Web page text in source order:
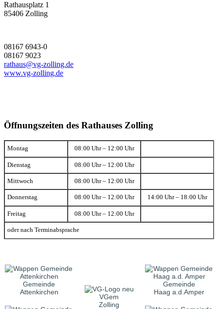
Rathausplatz 1
85406 Zolling
08167 6943-0
08167 9023
rathaus@vg-zolling.de
www.vg-zolling.de
Öffnungszeiten des Rathauses Zolling
Montag 08:00 Uhr – 12:00 Uhr
Dienstag 08:00 Uhr – 12:00 Uhr
Mittwoch 08:00 Uhr – 12:00 Uhr
Donnerstag 08:00 Uhr – 12:00 Uhr 14:00 Uhr – 18:00 Uhr
Freitag 08:00 Uhr – 12:00 Uhr
oder nach Terminabsprache
Gemeinde
Attenkirchen
VGem
Zolling
Gemeinde
Haag a.d.Amper